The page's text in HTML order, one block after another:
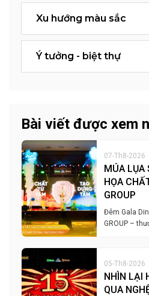
Xu hướng màu sắc
Ý tưởng - biệt thự
Bài viết được xem
07-Th8-2026
MÚA LỤA
HỌA
GROUP
Đêm Gala
GROUP –
05-Th8-2026
NHÌN LẠI
QUA